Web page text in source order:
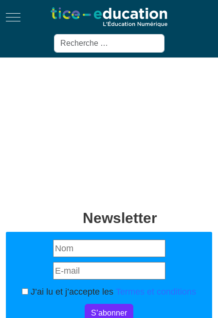
Mobile Menu Toggle
Rechercher
Newsletter
J’ai lu et j’accepte les Termes et conditions
S’abonner